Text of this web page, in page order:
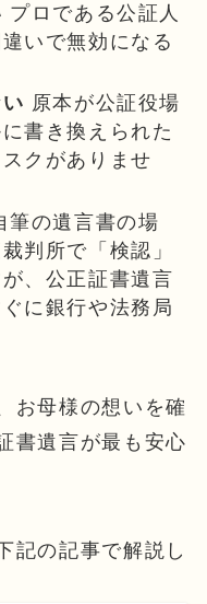
プロである公証人
いで無効になる
原本が公証役場
書き換えられた
クがありませ
筆の遺言書の場
判所で「検認」
、公正証書遺言
に銀行や法務局
お母様の想いを確
書遺言が最も安心
記の記事で解説し